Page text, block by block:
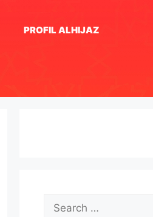
PROFIL ALHIJAZ
Search